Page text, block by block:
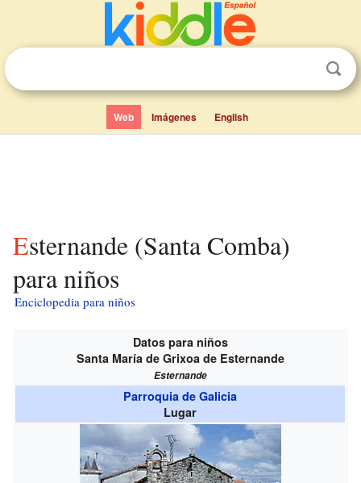
Web Imágenes English
Esternande (Santa Comba)
para niños
Enciclopedia para niños
Datos para niños
Santa María de Grixoa de Esternande
Esternande
Parroquia de Galicia
Lugar